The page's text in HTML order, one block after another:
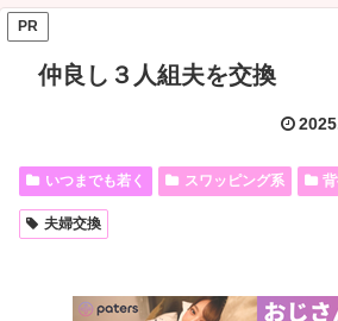
PR
仲良し３人組夫を交換
いつまでも若く スワッピング系
夫婦交換